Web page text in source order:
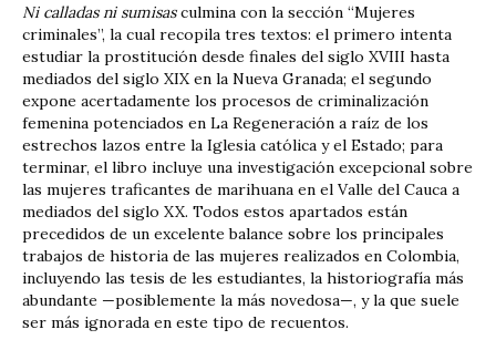
Ni calladas ni sumisasculmina con la sección “Mujeres
criminales”, la cual recopila tres textos: el primero intenta
estudiar la prostitución desde finales del siglo XVIII hasta
mediados del siglo XIX en la Nueva Granada; el segundo
expone acertadamente los procesos de criminalización
femenina potenciados en La Regeneración a raíz de los
estrechos lazos entre la Iglesia católica y el Estado; para
terminar, el libro incluye una investigación excepcional sobre
las mujeres traficantes de marihuana en el Valle del Cauca a
mediados del siglo XX. Todos estos apartados están
precedidos de un excelente balance sobre los principales
trabajos de historia de las mujeres realizados en Colombia,
incluyendo las tesis de les estudiantes, la historiografía más
abundante —posiblemente la más novedosa—, y la que suele
ser más ignorada en este tipo de recuentos.